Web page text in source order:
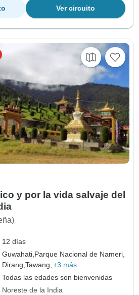
Ver circuito
y por la vida salvaje del
12 días
Guwahati, Parque Nacional de Nameri,
Dirang,Tawang, +3 más
Todas las edades son bienvenidas
Noreste de la India